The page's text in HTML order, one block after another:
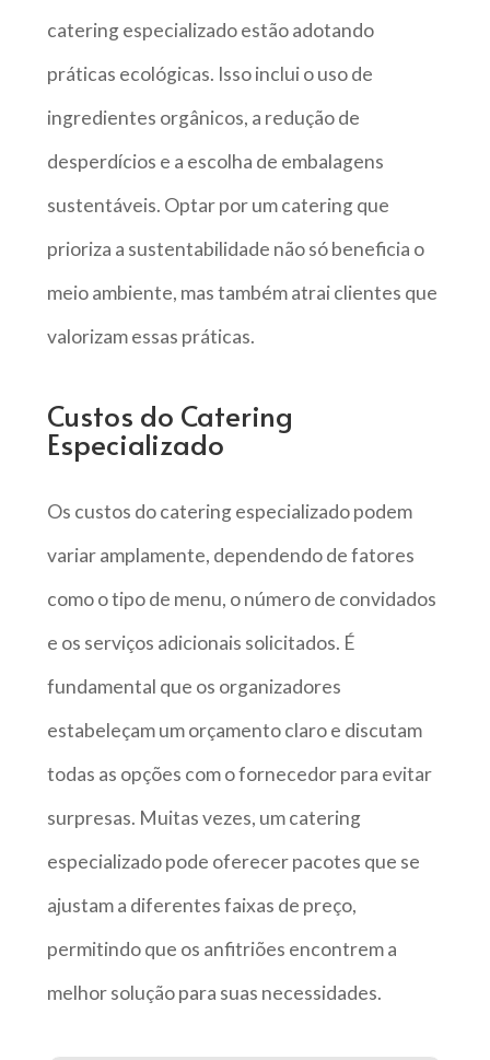
catering especializado estão adotando
práticas ecológicas. Isso inclui o uso de
ingredientes orgânicos, a redução de
desperdícios e a escolha de embalagens
sustentáveis. Optar por um catering que
prioriza a sustentabilidade não só beneficia o
meio ambiente, mas também atrai clientes que
valorizam essas práticas.
Custos do Catering
Especializado
Os custos do catering especializado podem
variar amplamente, dependendo de fatores
como o tipo de menu, o número de convidados
e os serviços adicionais solicitados. É
fundamental que os organizadores
estabeleçam um orçamento claro e discutam
todas as opções com o fornecedor para evitar
surpresas. Muitas vezes, um catering
especializado pode oferecer pacotes que se
ajustam a diferentes faixas de preço,
permitindo que os anfitriões encontrem a
melhor solução para suas necessidades.